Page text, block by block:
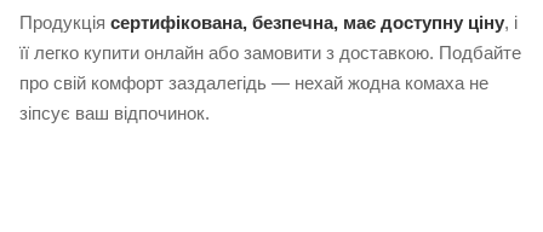
Продукція сертифікована, безпечна, має доступну ціну, і
її легко купити онлайн або замовити з доставкою. Подбайте
про свій комфорт заздалегідь — нехай жодна комаха не
зіпсує ваш відпочинок.